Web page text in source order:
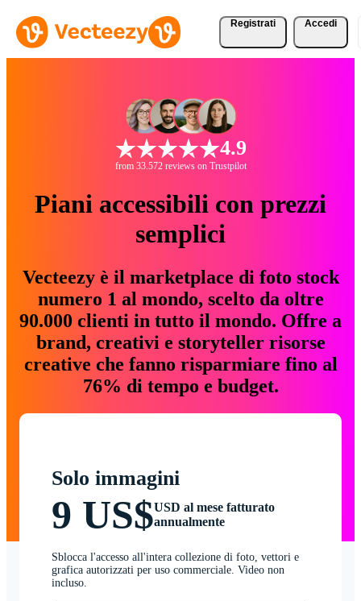
Registrati Accedi
4.9
from 33.572 reviews on Trustpilot
Piani accessibili con prezzi
semplici
Vecteezy è il marketplace di foto stock
numero 1 al mondo, scelto da oltre
90.000 clienti in tutto il mondo. Offre a
brand, creativi e storyteller risorse
creative che fanno risparmiare fino al
76% di tempo e budget.
Solo immagini
9 US$USD al mese fatturato
annualmente
Sblocca l'accesso all'intera collezione di foto, vettori e
grafica autorizzati per uso commerciale. Video non
incluso.